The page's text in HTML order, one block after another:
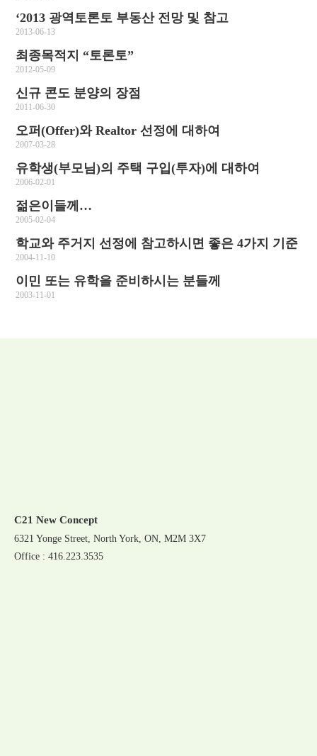
‘2013 광역토론토 부동산 전망 및 참고
2013-06-13
최종목적지 “토론토”
2012-05-09
신규 콘도 분양의 장점
2011-06-30
오퍼(Offer)와 Realtor 선정에 대하여
2007-03-28
유학생(부모님)의 주택 구입(투자)에 대하여
2006-02-01
젊은이들께…
2005-02-04
학교와 주거지 선정에 참고하시면 좋은 4가지 기준
2004-11-10
이민 또는 유학을 준비하시는 분들께
2003-11-01
C21 New Concept
6321 Yonge Street, North York, ON, M2M 3X7
Office : 416.223.3535